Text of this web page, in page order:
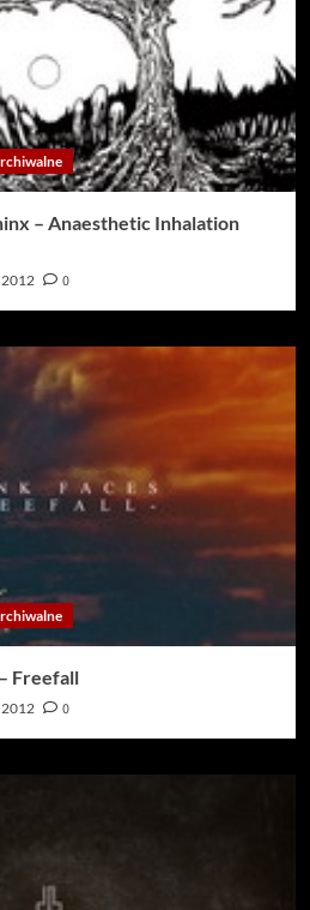
– Anaesthetic Inhalation
0
Freefall
0